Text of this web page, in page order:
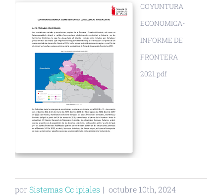
COYUNTURA
ECONOMICA-
INFORME DE
FRONTERA
2021.pdf
por Sistemas Cc ipiales | octubre 10th, 2024